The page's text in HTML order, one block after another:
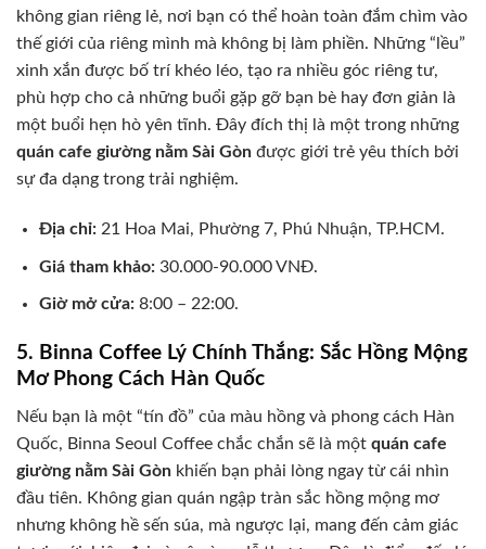
không gian riêng lẻ, nơi bạn có thể hoàn toàn đắm chìm vào
thế giới của riêng mình mà không bị làm phiền. Những “lều”
xinh xắn được bố trí khéo léo, tạo ra nhiều góc riêng tư,
phù hợp cho cả những buổi gặp gỡ bạn bè hay đơn giản là
một buổi hẹn hò yên tĩnh. Đây đích thị là một trong những
quán cafe giường nằm Sài Gòn được giới trẻ yêu thích bởi
sự đa dạng trong trải nghiệm.
Địa chỉ:21 Hoa Mai, Phường 7, Phú Nhuận, TP.HCM.
Giá tham khảo:30.000-90.000 VNĐ.
Giờ mở cửa:8:00 – 22:00.
5. Binna Coffee Lý Chính Thắng: Sắc Hồng Mộng
Mơ Phong Cách Hàn Quốc
Nếu bạn là một “tín đồ” của màu hồng và phong cách Hàn
Quốc, Binna Seoul Coffee chắc chắn sẽ là một quán cafe
giường nằm Sài Gòn khiến bạn phải lòng ngay từ cái nhìn
đầu tiên. Không gian quán ngập tràn sắc hồng mộng mơ
nhưng không hề sến súa, mà ngược lại, mang đến cảm giác